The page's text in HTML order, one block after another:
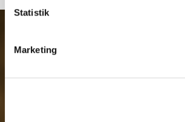
Statistik
Marketing